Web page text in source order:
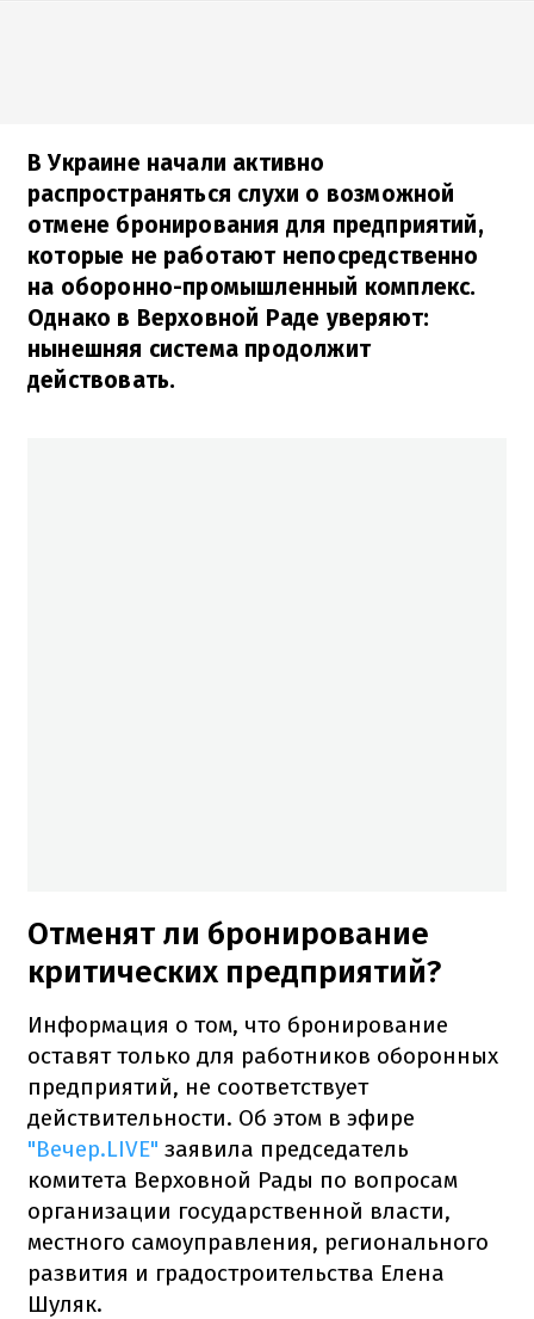
В Украине начали активно
распространяться слухи о возможной
отмене бронирования для предприятий,
которые не работают непосредственно
на оборонно-промышленный комплекс.
Однако в Верховной Раде уверяют:
нынешняя система продолжит
действовать.
Отменят ли бронирование
критических предприятий?
Информация о том, что бронирование
оставят только для работников оборонных
предприятий, не соответствует
действительности. Об этом в эфире
"Вечер.LIVE" заявила председатель
комитета Верховной Рады по вопросам
организации государственной власти,
местного самоуправления, регионального
развития и градостроительства Елена
Шуляк.